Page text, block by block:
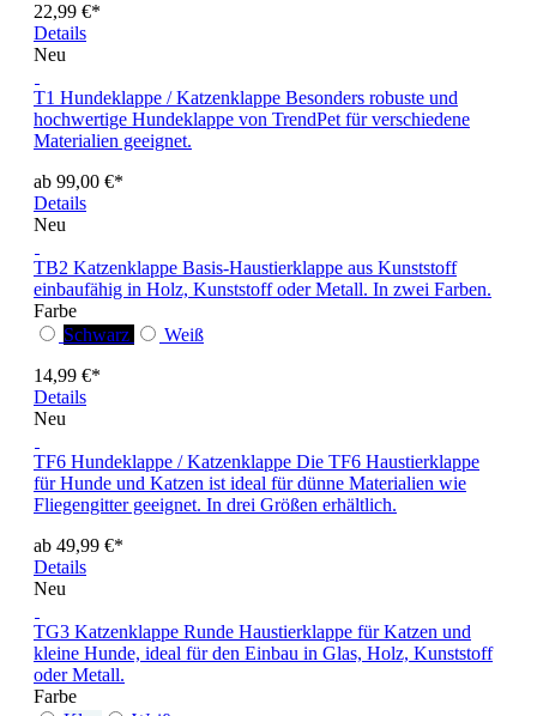
22,99 €*
Details
Neu
T1 Hundeklappe / Katzenklappe Besonders robuste und
hochwertige Hundeklappe von TrendPet für verschiedene
Materialien geeignet.
ab 99,00 €*
Details
Neu
TB2 Katzenklappe Basis-Haustierklappe aus Kunststoff
einbaufähig in Holz, Kunststoff oder Metall. In zwei Farben.
Farbe
Schwarz
Weiß
14,99 €*
Details
Neu
TF6 Hundeklappe / Katzenklappe Die TF6 Haustierklappe
für Hunde und Katzen ist ideal für dünne Materialien wie
Fliegengitter geeignet. In drei Größen erhältlich.
ab 49,99 €*
Details
Neu
TG3 Katzenklappe Runde Haustierklappe für Katzen und
kleine Hunde, ideal für den Einbau in Glas, Holz, Kunststoff
oder Metall.
Farbe